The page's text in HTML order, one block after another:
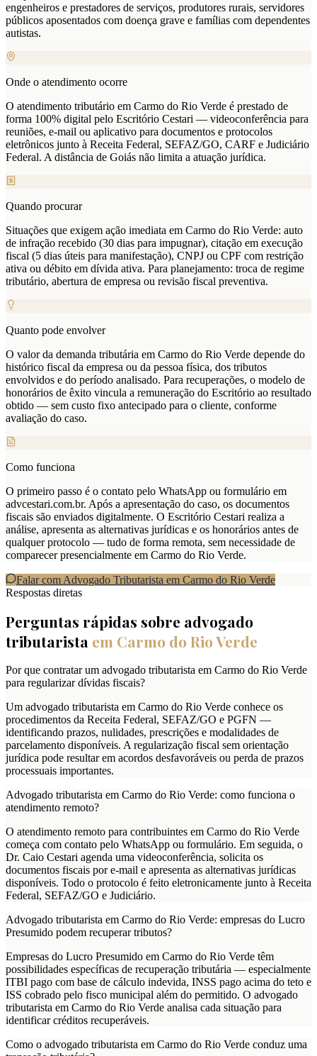
engenheiros e prestadores de serviços, produtores rurais, servidores
públicos aposentados com doença grave e famílias com dependentes
autistas.
Onde o atendimento ocorre
O atendimento tributário em Carmo do Rio Verde é prestado de
forma 100% digital pelo Escritório Cestari — videoconferência para
reuniões, e-mail ou aplicativo para documentos e protocolos
eletrônicos junto à Receita Federal, SEFAZ/GO, CARF e Judiciário
Federal. A distância de Goiás não limita a atuação jurídica.
Quando procurar
Situações que exigem ação imediata em Carmo do Rio Verde: auto
de infração recebido (30 dias para impugnar), citação em execução
fiscal (5 dias úteis para manifestação), CNPJ ou CPF com restrição
ativa ou débito em dívida ativa. Para planejamento: troca de regime
tributário, abertura de empresa ou revisão fiscal preventiva.
Quanto pode envolver
O valor da demanda tributária em Carmo do Rio Verde depende do
histórico fiscal da empresa ou da pessoa física, dos tributos
envolvidos e do período analisado. Para recuperações, o modelo de
honorários de êxito vincula a remuneração do Escritório ao resultado
obtido — sem custo fixo antecipado para o cliente, conforme
avaliação do caso.
Como funciona
O primeiro passo é o contato pelo WhatsApp ou formulário em
advcestari.com.br. Após a apresentação do caso, os documentos
fiscais são enviados digitalmente. O Escritório Cestari realiza a
análise, apresenta as alternativas jurídicas e os honorários antes de
qualquer protocolo — tudo de forma remota, sem necessidade de
comparecer presencialmente em Carmo do Rio Verde.
Falar com Advogado Tributarista em Carmo do Rio Verde
Respostas diretas
Perguntas rápidas sobre advogado
tributarista em Carmo do Rio Verde
Por que contratar um advogado tributarista em Carmo do Rio Verde
para regularizar dívidas fiscais?
Um advogado tributarista em Carmo do Rio Verde conhece os
procedimentos da Receita Federal, SEFAZ/GO e PGFN —
identificando prazos, nulidades, prescrições e modalidades de
parcelamento disponíveis. A regularização fiscal sem orientação
jurídica pode resultar em acordos desfavoráveis ou perda de prazos
processuais importantes.
Advogado tributarista em Carmo do Rio Verde: como funciona o
atendimento remoto?
O atendimento remoto para contribuintes em Carmo do Rio Verde
começa com contato pelo WhatsApp ou formulário. Em seguida, o
Dr. Caio Cestari agenda uma videoconferência, solicita os
documentos fiscais por e-mail e apresenta as alternativas jurídicas
disponíveis. Todo o protocolo é feito eletronicamente junto à Receita
Federal, SEFAZ/GO e Judiciário.
Advogado tributarista em Carmo do Rio Verde: empresas do Lucro
Presumido podem recuperar tributos?
Empresas do Lucro Presumido em Carmo do Rio Verde têm
possibilidades específicas de recuperação tributária — especialmente
ITBI pago com base de cálculo indevida, INSS pago acima do teto e
ISS cobrado pelo fisco municipal além do permitido. O advogado
tributarista em Carmo do Rio Verde analisa cada situação para
identificar créditos recuperáveis.
Como o advogado tributarista em Carmo do Rio Verde conduz uma